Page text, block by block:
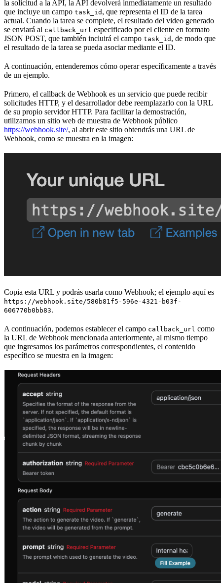
la solicitud a la API, la API devolverá inmediatamente un resultado
que incluye un campo task_id , que representa el ID de la tarea
actual. Cuando la tarea se complete, el resultado del video generado
se enviará al callback_url especificado por el cliente en formato
JSON POST, que también incluirá el campo task_id , de modo que
el resultado de la tarea se pueda asociar mediante el ID.
A continuación, entenderemos cómo operar específicamente a través
de un ejemplo.
Primero, el callback de Webhook es un servicio que puede recibir
solicitudes HTTP, y el desarrollador debe reemplazarlo con la URL
de su propio servidor HTTP. Para facilitar la demostración,
utilizamos un sitio web de muestra de Webhook público
https://webhook.site/, al abrir este sitio obtendrás una URL de
Webhook, como se muestra en la imagen:
Copia esta URL y podrás usarla como Webhook; el ejemplo aquí es
https://webhook.site/580b81f5-596e-4321-b03f-
606770b0bb83.
A continuación, podemos establecer el campo callback_url como
la URL de Webhook mencionada anteriormente, al mismo tiempo
que ingresamos los parámetros correspondientes, el contenido
específico se muestra en la imagen: